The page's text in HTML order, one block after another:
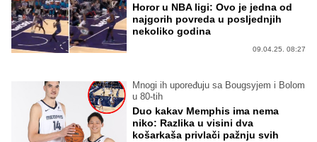
Horor u NBA ligi: Ovo je jedna od
najgorih povreda u posljednjih
nekoliko godina
09.04.25. 08:27
Mnogi ih upoređuju sa Bougsyjem i Bolom
u 80-tih
Duo kakav Memphis ima nema
niko: Razlika u visini dva
košarkaša privlači pažnju svih